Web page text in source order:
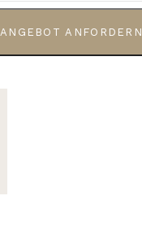
ANGEBOT ANFORDERN